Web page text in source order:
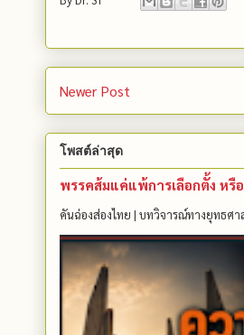
Newer Post
โพสต์ล่าสุด
พรรคส้มแค่แพ้การเลือกตั้ง ห
คันฉ่องส่องไทย | บทวิจารณ์ทางยุทธศ